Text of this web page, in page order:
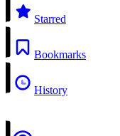
Starred
Bookmarks
History